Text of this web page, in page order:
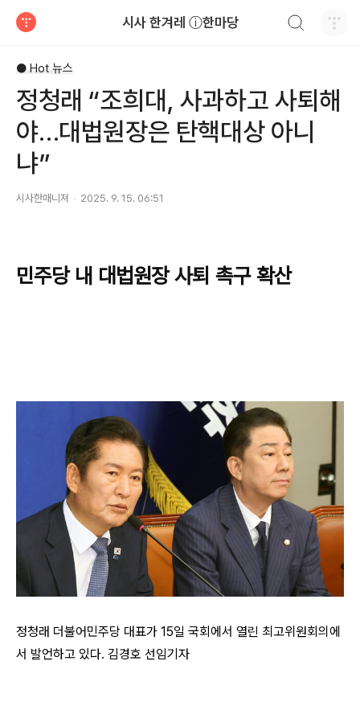
시사 한겨레 ⓘ한마당
● Hot 뉴스
정청래 “조희대, 사과하고 사퇴해
야…대법원장은 탄핵대상 아니
냐”
시사한매니져 2025. 9. 15. 06:51
민주당 내 대법원장 사퇴 촉구 확산
정청래 더불어민주당 대표가 15일 국회에서 열린 최고위원회의에
서 발언하고 있다. 김경호 선임기자